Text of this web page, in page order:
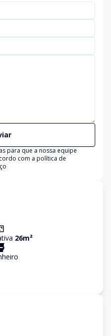
para que a nossa equipe
com a política de
26m²